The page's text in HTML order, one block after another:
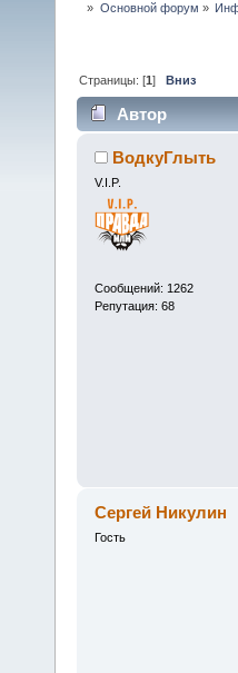
» Основной форум »
Страницы: [1]Вниз
Автор
ВодкуГлыть
V.I.P.
Сообщений: 1262
Репутация: 68
Сергей Никулин
Гость